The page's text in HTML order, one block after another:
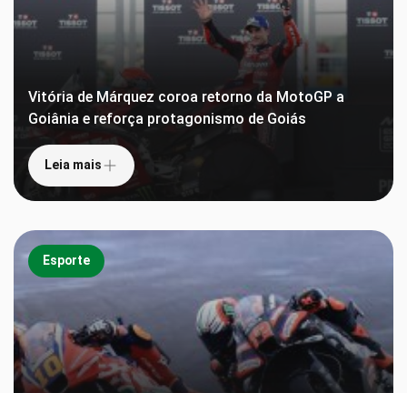
Vitória de Márquez coroa retorno da MotoGP a
Goiânia e reforça protagonismo de Goiás
Leia mais
Esporte